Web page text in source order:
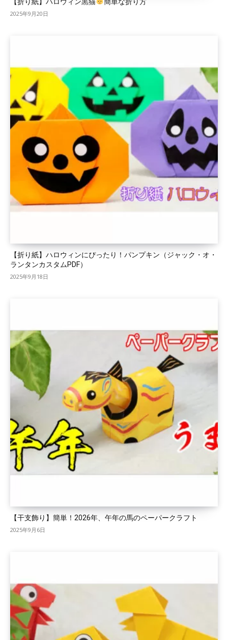
2025年9月20日
【折り紙】ハロウィンにぴったり！パンプキン（ジャック・オ・
ランタンカスタムPDF）
2025年9月18日
【干支飾り】簡単！2026年、午年の馬のペーパークラフト
2025年9月6日